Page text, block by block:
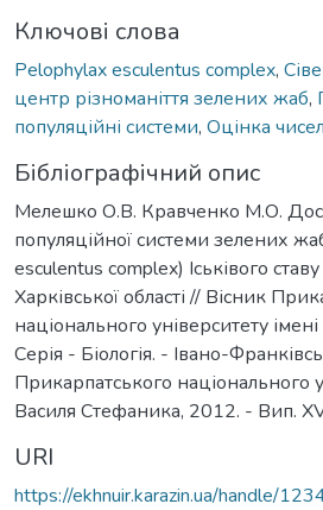
Ключові слова
Pelophylax esculentus complex,
центр різноманіття зелених жаб,
популяційні системи, Оцінка
Бібліографічний опис
Мелешко О.В. Кравченко М.О.
популяційної системи зелених
esculentus сomplex) Іськівого
Харківської області // Вісник
національного університету
Серія - Біологія. - Івано-
Прикарпатського національного
Василя Стефаника, 2012. - Вип.
URI
https://ekhnuir.karazin.ua/handle/